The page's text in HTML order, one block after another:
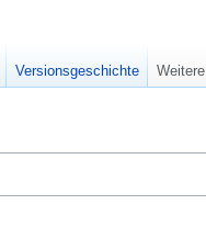
Versionsgeschichte Weitere